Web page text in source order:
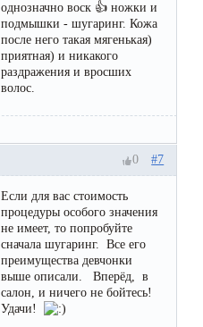
однозначно воск 👍 ножки и
подмышки - шугаринг. Кожа
после него такая мягенькая)
приятная) и никакого
раздражения и вросших
волос.
#7
0
Если для вас стоимость
процедуры особого значения
не имеет, то попробуйте
сначала шугаринг. Все его
преимущества девчонки
выше описали. Вперёд, в
салон, и ничего не бойтесь!
Удачи!